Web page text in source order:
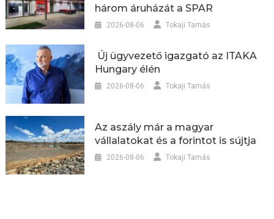
három áruházát a SPAR
2026-08-06 Tokaji Tamás
Új ügyvezető igazgató az ITAKA
Hungary élén
2026-08-06 Tokaji Tamás
Az aszály már a magyar
vállalatokat és a forintot is sújtja
2026-08-06 Tokaji Tamás